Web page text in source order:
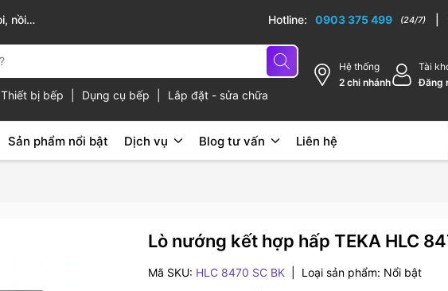
Hotline: 0903 375 499 (24/7)
Thiết bị bếp Dụng cụ bếp Lắp đặt - sửa chữa
Hệ thống
2 chi nhánh
Tài
Đăng
Sản phẩm nổi bật Dịch vụ Blog tư vấn Liên hệ
Lò nướng kết hợp hấp TEKA HLC
Mã SKU: HLC 8470 SC BK| Loại sản phẩm: Nổi bật